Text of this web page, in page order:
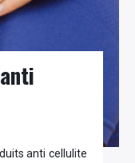
anti cellulite